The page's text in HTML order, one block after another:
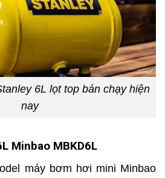
6L lọt top bán chạy hiện
nay
Minbao MBKD6L
máy bơm hơi mini Minbao